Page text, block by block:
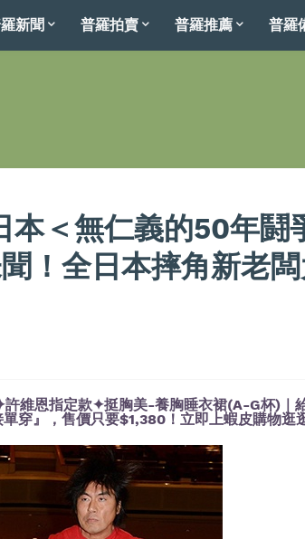
新聞 普羅拍賣 普羅推薦 普羅
本＜無仁義的50年鬪
！全日本摔角新老
許維恩指定款✦挺胸美-養胸睡衣裙(A-G杯)｜
穿』，售價只要$1,380！立即上蝦皮購物逛